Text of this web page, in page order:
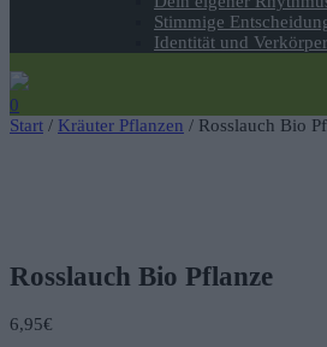
Stimmige
Identität und
0
Start / Kräuter Pflanzen / Rosslauch Bio
Rosslauch Bio Pflanze
6,95€